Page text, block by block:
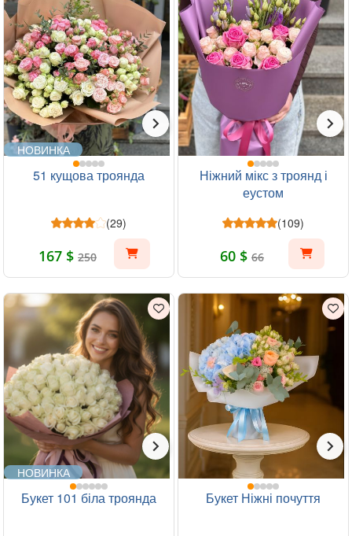
НОВИНКА
51 кущова троянда
(29)
167 $ 250
Ніжний мікс з троянд і
еустом
(109)
60 $ 66
НОВИНКА
Букет 101 біла троянда Букет Ніжні почуття